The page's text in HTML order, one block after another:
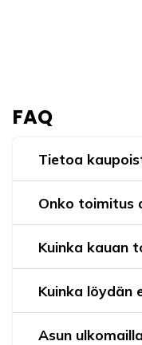
FAQ
Tietoa
Onko toimitus
Kuinka kauan
Kuinka löydän
Asun